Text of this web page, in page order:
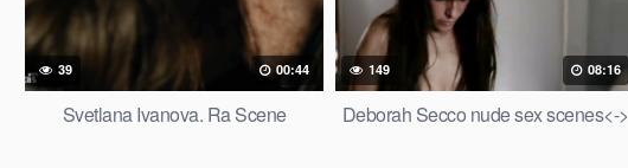
39 00:44
Svetlana Ivanova. Ra Scene
149 08:16
Deborah Secco nude sex scenes<->